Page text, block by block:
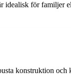
för familjer
konstruktion